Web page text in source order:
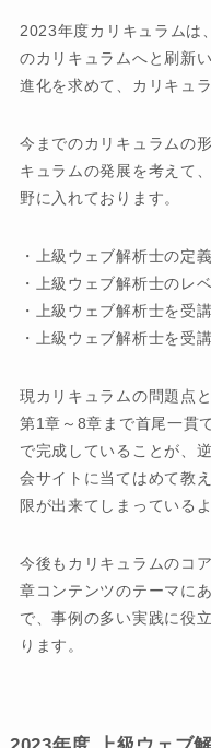
2023年度カリキュラムは
のカリキュラムへと刷新
進化を求めて、カリキュ
今までのカリキュラムの
キュラムの発展を考えて
野に入れております。
・上級ウェブ解析士の定
・上級ウェブ解析士のレ
・上級ウェブ解析士を受
・上級ウェブ解析士を受
現カリキュラムの問題点
第1章～8章まで首尾一貫
で完成していることが、
会サイトに当てはめて教
限が出来てしまっている
今後もカリキュラムのコ
章コンテンツのテーマに
で、事例の多い実践に役
ります。